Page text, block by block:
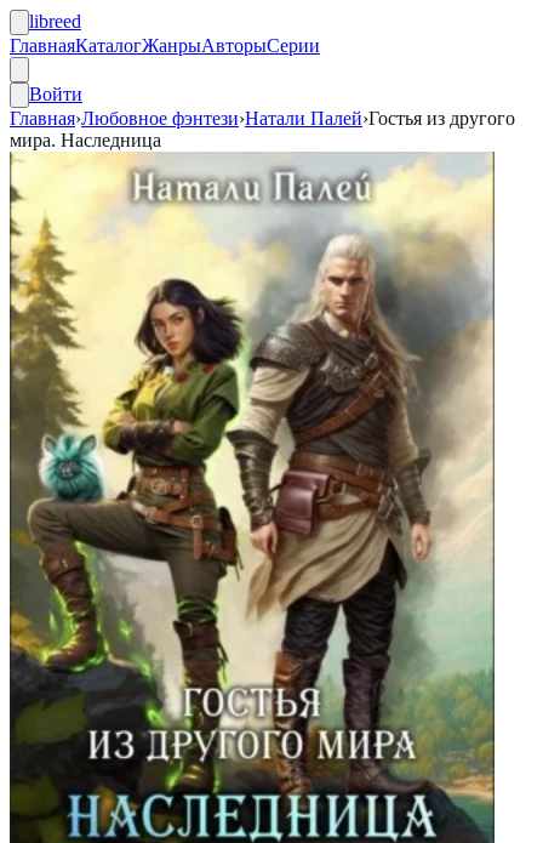
libreed
ГлавнаяКаталогЖанрыАвторыСерии
Войти
Главная›Любовное фэнтези›Натали Палей›Гостья из другого
мира. Наследница